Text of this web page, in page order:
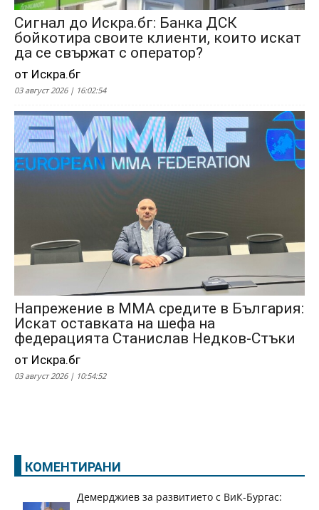
Сигнал до Искра.бг: Банка ДСК
бойкотира своите клиенти, които искат
да се свържат с оператор?
от Искра.бг
03 август 2026 | 16:02:54
Напрежение в ММА средите в България:
Искат оставката на шефа на
федерацията Станислав Недков-Стъки
от Искра.бг
03 август 2026 | 10:54:52
КОМЕНТИРАНИ
Демерджиев за развитието с ВиК-Бургас: